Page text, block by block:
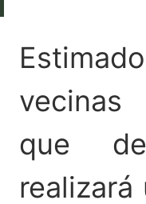
vecinas
que
realizará